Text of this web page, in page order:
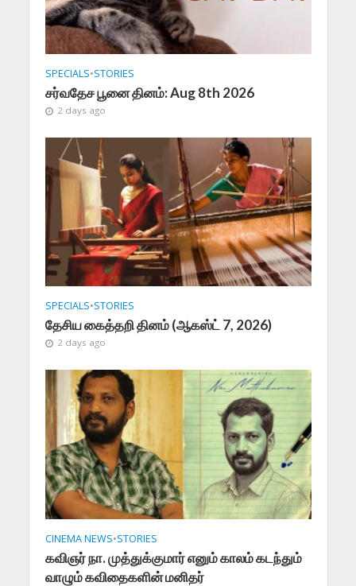
SPECIALS•STORIES
சர்வதேச பூனை தினம்: Aug 8th 2026
2 days ago
SPECIALS•STORIES
தேசிய கைத்தறி தினம் (ஆகஸ்ட் 7, 2026)
2 days ago
CINEMA NEWS•STORIES
கவிஞர் நா. முத்துக்குமார் எனும் காலம் கடந்தும்
வாழும் கவிதைகளின் மனிதர்